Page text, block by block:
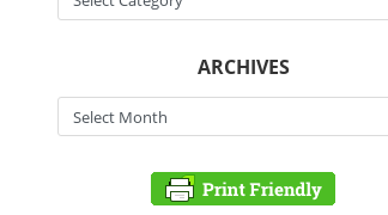
ARCHIVES
Archives